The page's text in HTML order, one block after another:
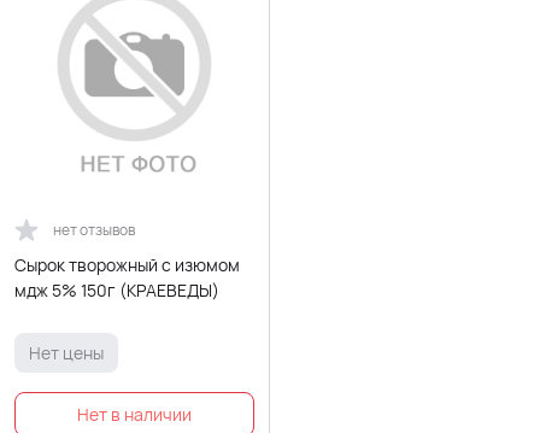
нет отзывов
Сырок творожный с изюмом
мдж 5% 150г (КРАЕВЕДЫ)
Нет цены